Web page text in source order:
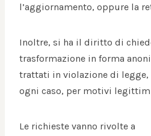
l’aggiornamento, oppure la
Inoltre, si ha il diritto di
trasformazione in forma
trattati in violazione di
ogni caso, per motivi
Le richieste vanno rivolte a